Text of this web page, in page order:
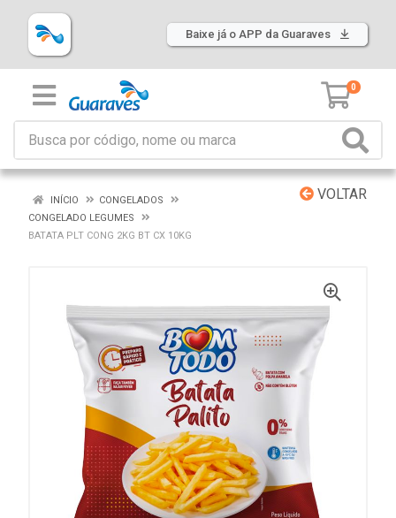
Baixe já o APP da Guaraves
0
VOLTAR
INÍCIO
CONGELADOS
CONGELADO LEGUMES
BATATA PLT CONG 2KG BT CX 10KG